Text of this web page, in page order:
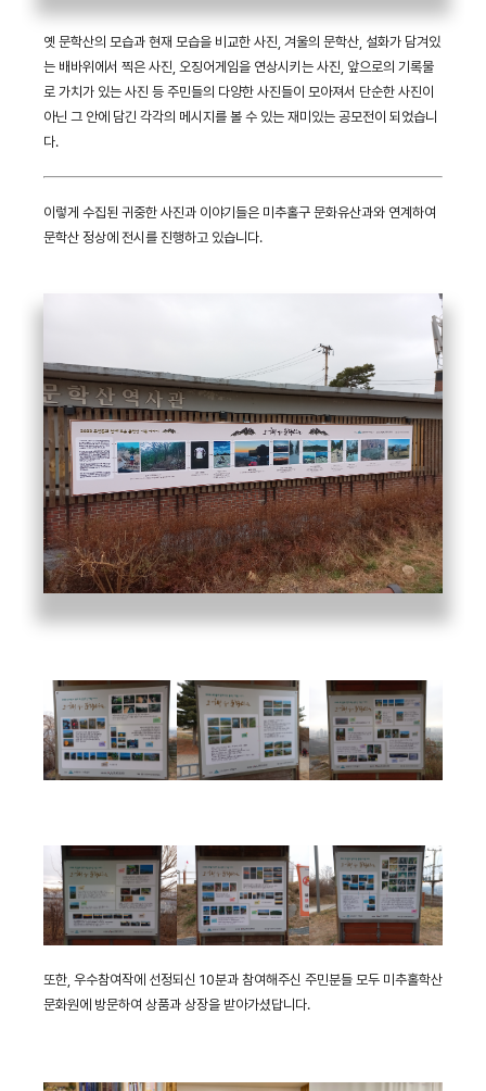
옛 문학산의 모습과 현재 모습을 비교한 사진, 겨울의 문학산, 설화가 담겨있
는 배바위에서 찍은 사진, 오징어게임을 연상시키는 사진, 앞으로의 기록물
로 가치가 있는 사진 등 주민들의 다양한 사진들이 모아져서 단순한 사진이
아닌 그 안에 담긴 각각의 메시지를 볼 수 있는 재미있는 공모전이 되었습니
다.
이렇게 수집된 귀중한 사진과 이야기들은 미추홀구 문화유산과와 연계하여
문학산 정상에 전시를 진행하고 있습니다.
또한, 우수참여작에 선정되신 10분과 참여해주신 주민분들 모두 미추홀학산
문화원에 방문하여 상품과 상장을 받아가셨답니다.